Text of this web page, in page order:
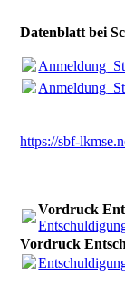
Datenblatt bei
https://sbf-
Vordruck
Vordruck